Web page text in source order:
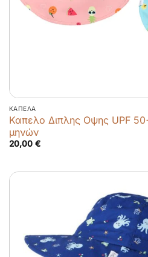
ΚΑΠΈΛΑ
Καπελο Διπλης Οψης UPF
μηνών
20,00 €